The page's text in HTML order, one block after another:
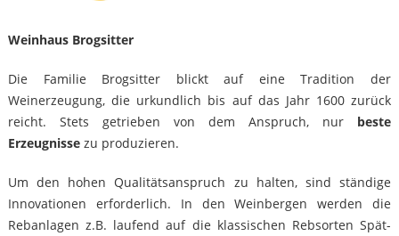
Weinhaus Brogsitter
Die Familie Brogsitter blickt auf eine Tradition der
Weinerzeugung, die urkundlich bis auf das Jahr 1600 zurück
reicht. Stets getrieben von dem Anspruch, nur beste
Erzeugnissezu produzieren.
Um den hohen Qualitätsanspruch zu halten, sind ständige
Innovationen erforderlich. In den Weinbergen werden die
Rebanlagen z.B. laufend auf die klassischen Rebsorten Spät-